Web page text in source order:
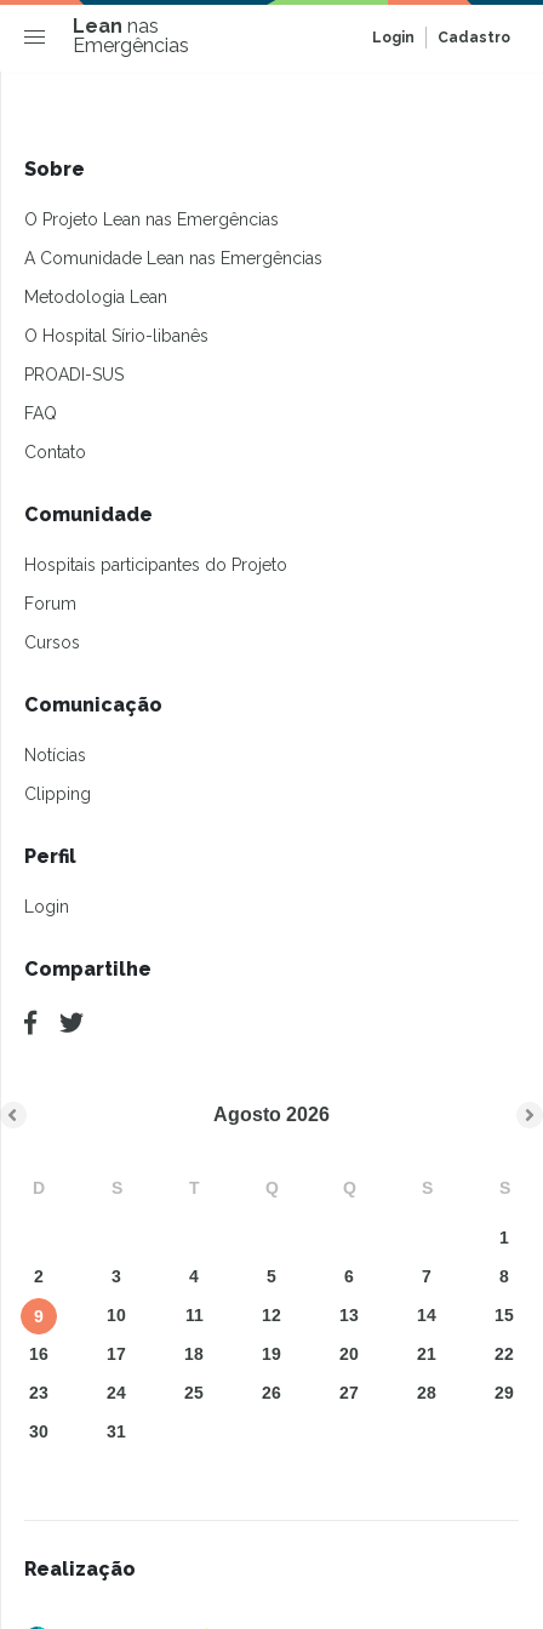
Lean nas
Emergências
Login Cadastro
Sobre
O Projeto Lean nas Emergências
A Comunidade Lean nas Emergências
Metodologia Lean
O Hospital Sírio-libanês
PROADI-SUS
FAQ
Contato
Comunidade
Hospitais participantes do Projeto
Forum
Cursos
Comunicação
Notícias
Clipping
Perfil
Login
Compartilhe
Agosto 2026
D S T Q Q S S
1
2
3 4 5 6 7 8
9 10 11 12 13 14
15
16
17 18 19 20 21
22
23
24 25 26 27 28
29
30
31
Realização